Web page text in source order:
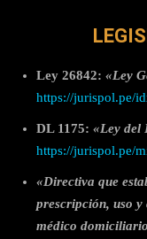
Ley 26842: «Ley
https://jurispol.pe/
DL 1175: «Ley del
https://jurispol.pe/
«Directiva que
prescripción, uso y
médico